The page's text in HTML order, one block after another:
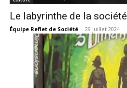
Le labyrinthe de la société
Équipe Reflet de Société - 29 juillet 2024